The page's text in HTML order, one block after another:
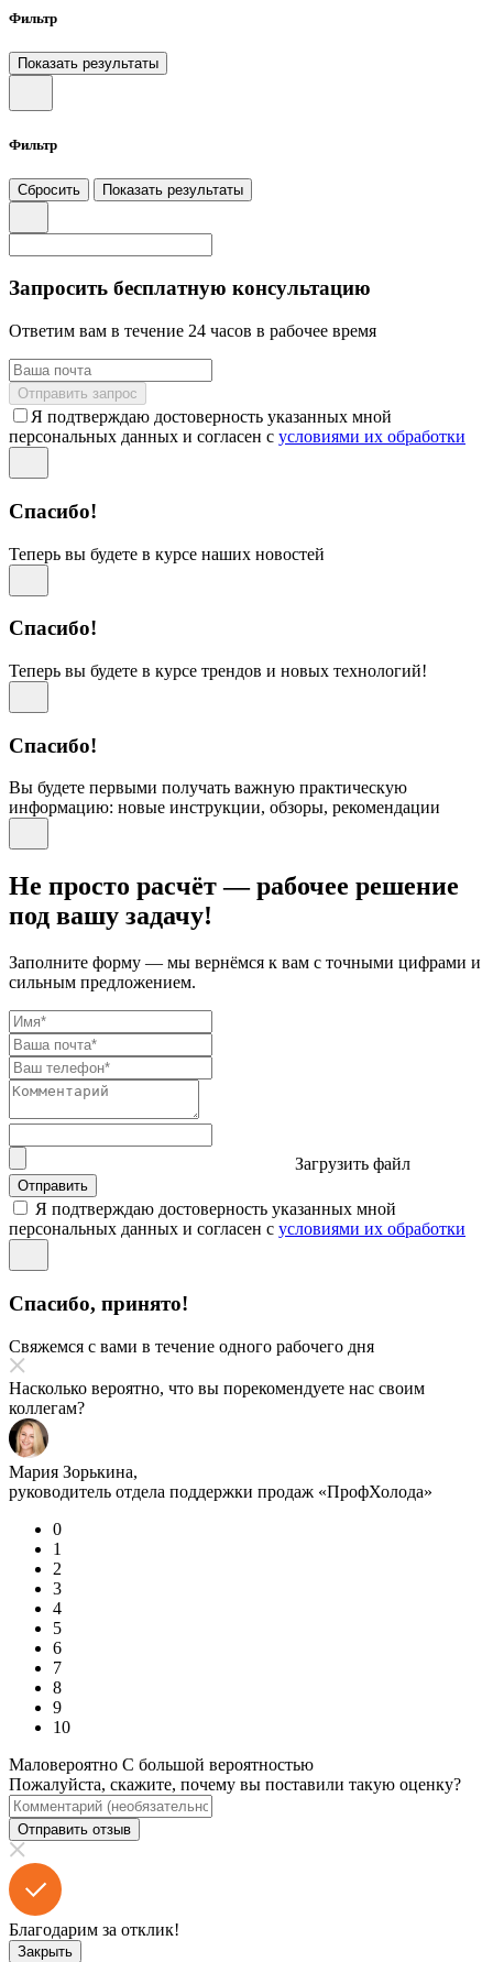
Фильтр
Показать результаты
Фильтр
Сбросить Показать результаты
Запросить бесплатную консультацию
Ответим вам в течение 24 часов в рабочее время
Отправить запрос
Я подтверждаю достоверность указанных мной
персональных данных и согласен с условиями их обработки
Спасибо!
Теперь вы будете в курсе наших новостей
Спасибо!
Теперь вы будете в курсе трендов и новых технологий!
Спасибо!
Вы будете первыми получать важную практическую
информацию: новые инструкции, обзоры, рекомендации
Не просто расчёт — рабочее решение
под вашу задачу!
Заполните форму — мы вернёмся к вам с точными цифрами и
сильным предложением.
Загрузить файл
Отправить
Я подтверждаю достоверность указанных мной
персональных данных и согласен с условиями их обработки
Спасибо, принято!
Свяжемся с вами в течение одного рабочего дня
Насколько вероятно, что вы порекомендуете нас своим
коллегам?
Мария Зорькина,
руководитель отдела поддержки продаж «ПрофХолода»
0
1
2
3
4
5
6
7
8
9
10
Маловероятно С большой вероятностью
Пожалуйста, скажите, почему вы поставили такую оценку?
Отправить отзыв
Благодарим за отклик!
Закрыть